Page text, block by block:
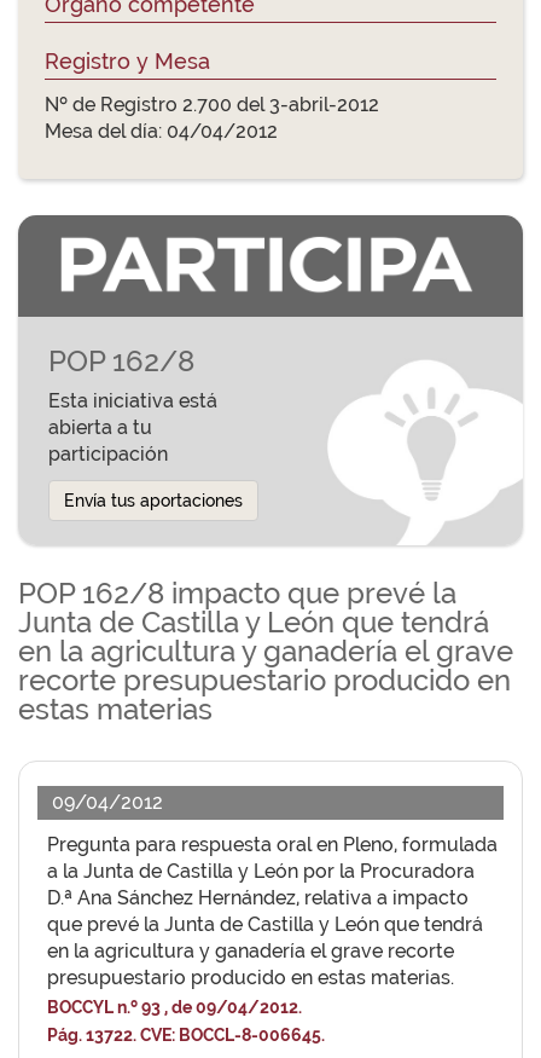
Registro y Mesa
Nº de Registro 2.700 del 3-abril-2012
Mesa del día: 04/04/2012
POP 162/8
Esta iniciativa está
abierta a tu
participación
Envía tus aportaciones
POP 162/8 impacto que prevé la
Junta de Castilla y León que tendrá
en la agricultura y ganadería el grave
recorte presupuestario producido en
estas materias
09/04/2012
Pregunta para respuesta oral en Pleno, formulada
a la Junta de Castilla y León por la Procuradora
D.ª Ana Sánchez Hernández, relativa a impacto
que prevé la Junta de Castilla y León que tendrá
en la agricultura y ganadería el grave recorte
presupuestario producido en estas materias.
BOCCYL n.º 93 , de 09/04/2012.
Pág. 13722. CVE: BOCCL-8-006645.